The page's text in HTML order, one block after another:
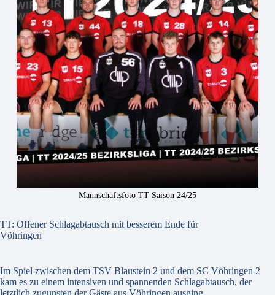
Mannschaftsfoto TT Saison 24/25
TT: Offener Schlagabtausch mit besserem Ende für
Vöhringen
Im Spiel zwischen dem TSV Blaustein 2 und dem SC Vöhringen 2
kam es zu einem intensiven und spannenden Schlagabtausch, der